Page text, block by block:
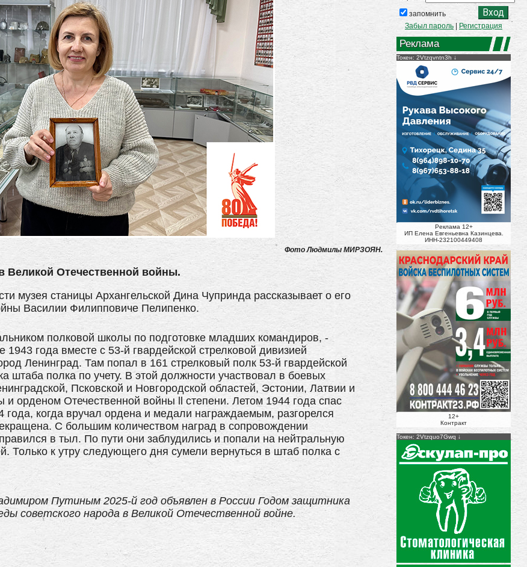
Фото Людмилы МИРЗОЯН.
Великой Отечественной войны.
музея станицы Архангельской Дина Чупринда рассказывает о его
Василии Филипповиче Пелипенко.
полковой школы по подготовке младших командиров, -
1943 года вместе с 53-й гвардейской стрелковой дивизией
Ленинград. Там попал в 161 стрелковый полк 53-й гвардейской
штаба полка по учету. В этой должности участвовал в боевых
Псковской и Новгородской областей, Эстонии, Латвии и
орденом Отечественной войны ll степени. Летом 1944 года спас
когда вручал ордена и медали награждаемым, разгорелся
С большим количеством наград в сопровождении
в тыл. По пути они заблудились и попали на нейтральную
Только к утру следующего дня сумели вернуться в штаб полка с
Путиным 2025-й год объявлен в России Годом защитника
советского народа в Великой Отечественной войне.
запомнить
Забыл пароль
Регистрация
Реклама
Токен: 2Vtzqvntn3h
Реклама 12+
ИП Елена Евгеньевна Казинцева.
ИНН-232100449408
12+
Контракт
Токен: 2Vtzquo7Gwq